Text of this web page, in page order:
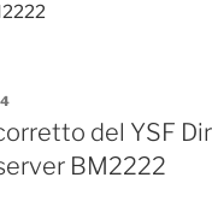
del YSF
BM2222